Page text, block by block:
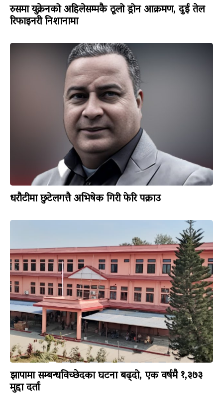
रुसमा युक्रेनको अहिलेसम्मकै ठूलो ड्रोन आक्रमण, दुई तेल
रिफाइनरी निशानामा
धरौटीमा छुटेलगत्तै अभिषेक गिरी फेरि पक्राउ
झापामा सम्बन्धविच्छेदका घटना बढ्दो, एक वर्षमै १,३७३
मुद्दा दर्ता